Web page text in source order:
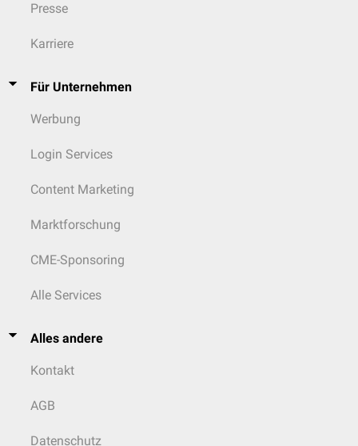
Presse
Karriere
Für Unternehmen
Werbung
Login Services
Content Marketing
Marktforschung
CME-Sponsoring
Alle Services
Alles andere
Kontakt
AGB
Datenschutz